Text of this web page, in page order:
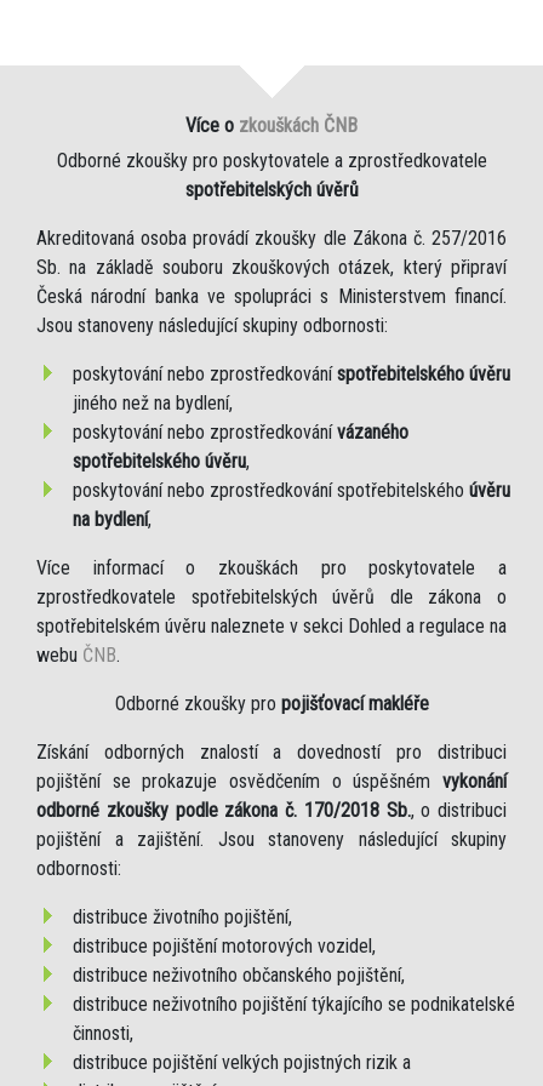
Více o zkouškách ČNB
Odborné zkoušky pro poskytovatele a zprostředkovatele
spotřebitelských úvěrů
Akreditovaná osoba provádí zkoušky dle Zákona č. 257/2016
Sb. na základě souboru zkouškových otázek, který připraví
Česká národní banka ve spolupráci s Ministerstvem financí.
Jsou stanoveny následující skupiny odbornosti:
poskytování nebo zprostředkováníspotřebitelského úvěru
jiného než na bydlení,
poskytování nebo zprostředkovánívázaného
spotřebitelského úvěru,
poskytování nebo zprostředkování spotřebitelského úvěru
na bydlení,
Více informací o zkouškách pro poskytovatele a
zprostředkovatele spotřebitelských úvěrů dle zákona o
spotřebitelském úvěru naleznete v sekci Dohled a regulace na
webu ČNB.
Odborné zkoušky pro pojišťovací makléře
Získání odborných znalostí a dovedností pro distribuci
pojištění se prokazuje osvědčením o úspěšném vykonání
odborné zkoušky podle zákona č. 170/2018 Sb., o distribuci
pojištění a zajištění. Jsou stanoveny následující skupiny
odbornosti:
distribuce životního pojištění,
distribuce pojištění motorových vozidel,
distribuce neživotního občanského pojištění,
distribuce neživotního pojištění týkajícího se podnikatelské
činnosti,
distribuce pojištění velkých pojistných rizik a